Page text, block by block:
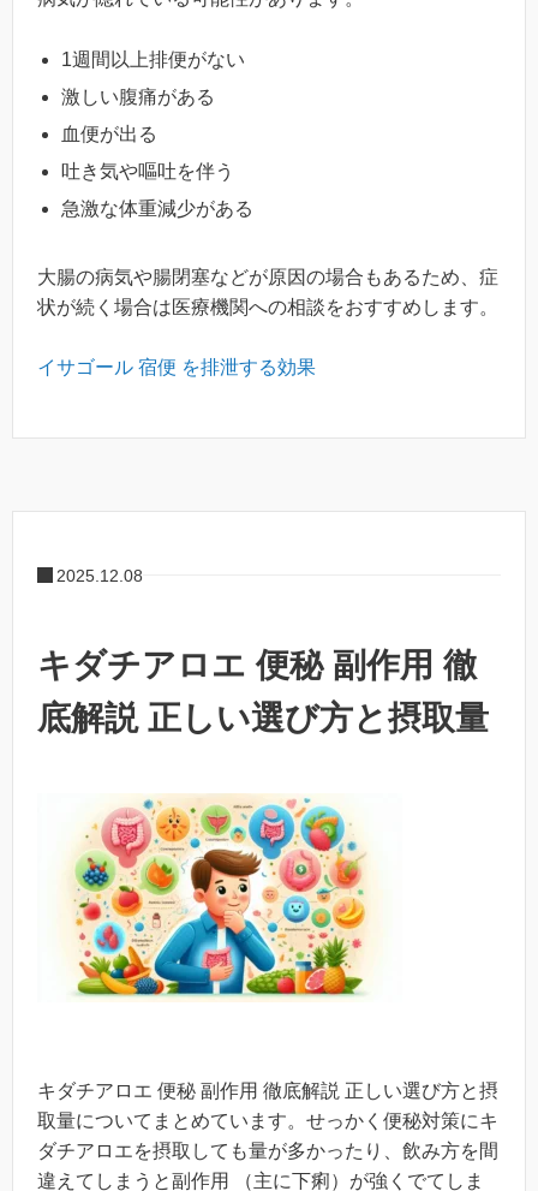
1週間以上排便がない
激しい腹痛がある
血便が出る
吐き気や嘔吐を伴う
急激な体重減少がある
大腸の病気や腸閉塞などが原因の場合もあるため、症
状が続く場合は医療機関への相談をおすすめします。
イサゴール 宿便 を排泄する効果
2025.12.08
キダチアロエ 便秘 副作用 徹
底解説 正しい選び方と摂取量
キダチアロエ 便秘 副作用 徹底解説 正しい選び方と摂
取量についてまとめています。せっかく便秘対策にキ
ダチアロエを摂取しても量が多かったり、飲み方を間
違えてしまうと副作用 （主に下痢）が強くでてしま